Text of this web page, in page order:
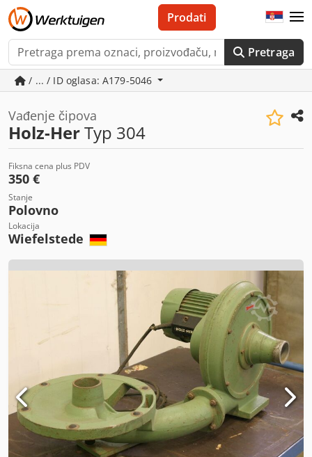
Pretraga
Prodati
/ ... / ID oglasa: A179-5046
Vađenje čipova
Holz-HerTyp 304
Fiksna cena plus PDV
350 €
Stanje
Polovno
Lokacija
Wiefelstede